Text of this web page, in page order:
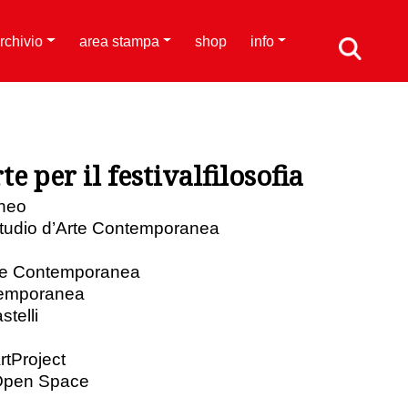
area stampa shop info
per il festivalfilosofia
d’Arte Contemporanea
Contemporanea
Space